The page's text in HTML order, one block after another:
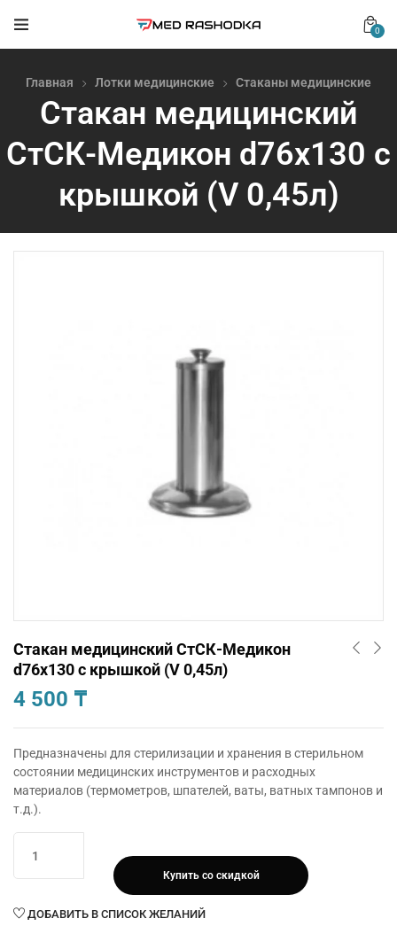
0
Главная Лотки медицинские Стаканы медицинские
Стакан медицинский
СтСК-Медикон d76х130 с
крышкой (V 0,45л)
Стакан медицинский СтСК-Медикон
d76х130 с крышкой (V 0,45л)
4 500 ₸
Предназначены для стерилизации и хранения в стерильном
состоянии медицинских инструментов и расходных
материалов (термометров, шпателей, ваты, ватных тампонов и
т.д.).
товара
Стакан
Купить со скидкой
ДОБАВИТЬ В СПИСОК ЖЕЛАНИЙ